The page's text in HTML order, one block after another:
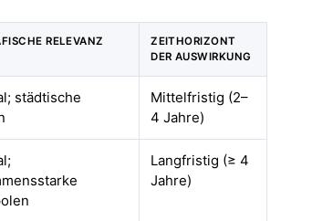
RELEVANZ
ZEITHORIZONT
DER AUSWIRKUNG
städtische
Mittelfristig (2–
4 Jahre)
Langfristig (≥ 4
Jahre)